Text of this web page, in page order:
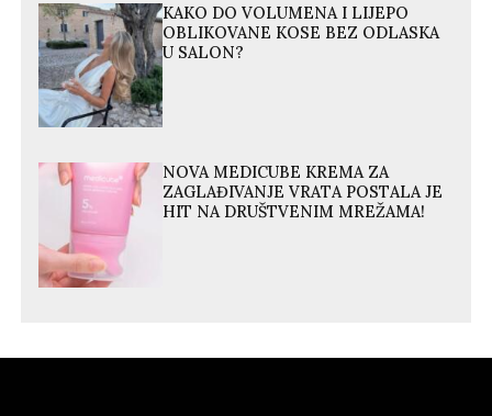
KAKO DO VOLUMENA I LIJEPO
OBLIKOVANE KOSE BEZ ODLASKA
U SALON?
NOVA MEDICUBE KREMA ZA
ZAGLAĐIVANJE VRATA POSTALA JE
HIT NA DRUŠTVENIM MREŽAMA!